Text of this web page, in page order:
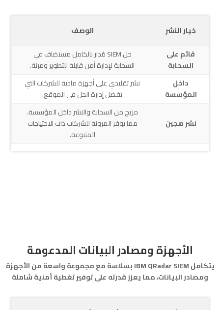
خيار النشر
الوصف
قائم على
السحابة
حل SIEM مُدار بالكامل مستضاف في
السحابة لإدارة أمن قابلة للتطوير ومرنة.
داخل
المؤسسة
نشر تقليدي على أجهزة مادية للشركات التي
تفضل إدارة الحل في الموقع.
نشر هجين
مزيج من السحابة والنشر داخل المؤسسة،
مما يوفر المرونة للشركات ذات الاحتياجات
المتنوعة.
الأجهزة ومصادر البيانات المدعومة
يتكامل IBM QRadar SIEM بسلاسة مع مجموعة واسعة من الأجهزة
ومصادر البيانات، مما يعزز قدرته على توفير تغطية أمنية شاملة